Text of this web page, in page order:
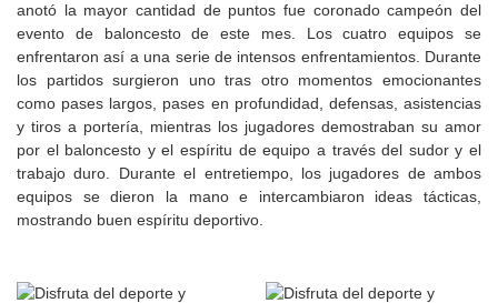
anotó la mayor cantidad de puntos fue coronado campeón del
evento de baloncesto de este mes. Los cuatro equipos se
enfrentaron así a una serie de intensos enfrentamientos. Durante
los partidos surgieron uno tras otro momentos emocionantes
como pases largos, pases en profundidad, defensas, asistencias
y tiros a portería, mientras los jugadores demostraban su amor
por el baloncesto y el espíritu de equipo a través del sudor y el
trabajo duro. Durante el entretiempo, los jugadores de ambos
equipos se dieron la mano e intercambiaron ideas tácticas,
mostrando buen espíritu deportivo.